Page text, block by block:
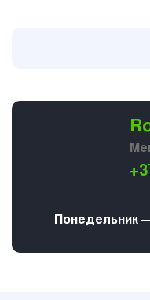
Понедельник